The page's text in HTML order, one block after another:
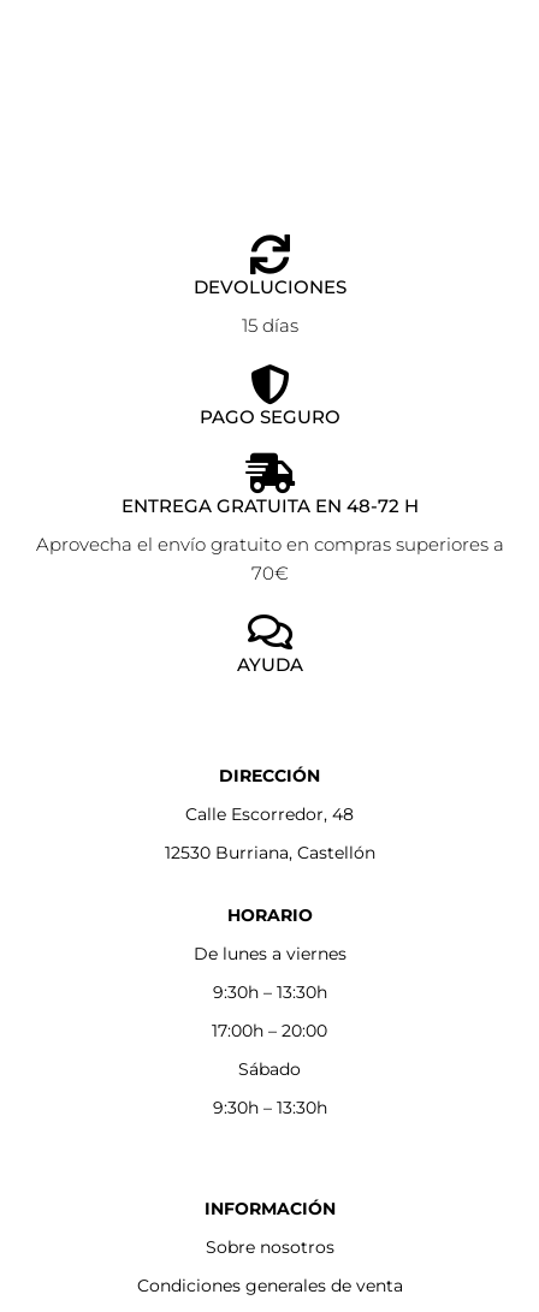
DEVOLUCIONES
15 días
PAGO SEGURO
ENTREGA GRATUITA EN 48-72 H
Aprovecha el envío gratuito en compras superiores a
70€
AYUDA
DIRECCIÓN
Calle Escorredor, 48
12530 Burriana, Castellón
HORARIO
De lunes a viernes
9:30h – 13:30h
17:00h – 20:00
Sábado
9:30h – 13:30h
INFORMACIÓN
Sobre nosotros
Condiciones generales de venta